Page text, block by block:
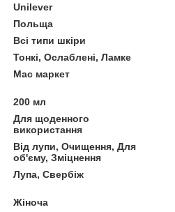
Unilever
Польща
Всі типи шкіри
Тонкі, Ослаблені, Ламке
Мас маркет
200 мл
Для щоденного
використання
Від лупи, Очищення, Для
об'єму, Зміцнення
Лупа, Свербіж
Жіноча